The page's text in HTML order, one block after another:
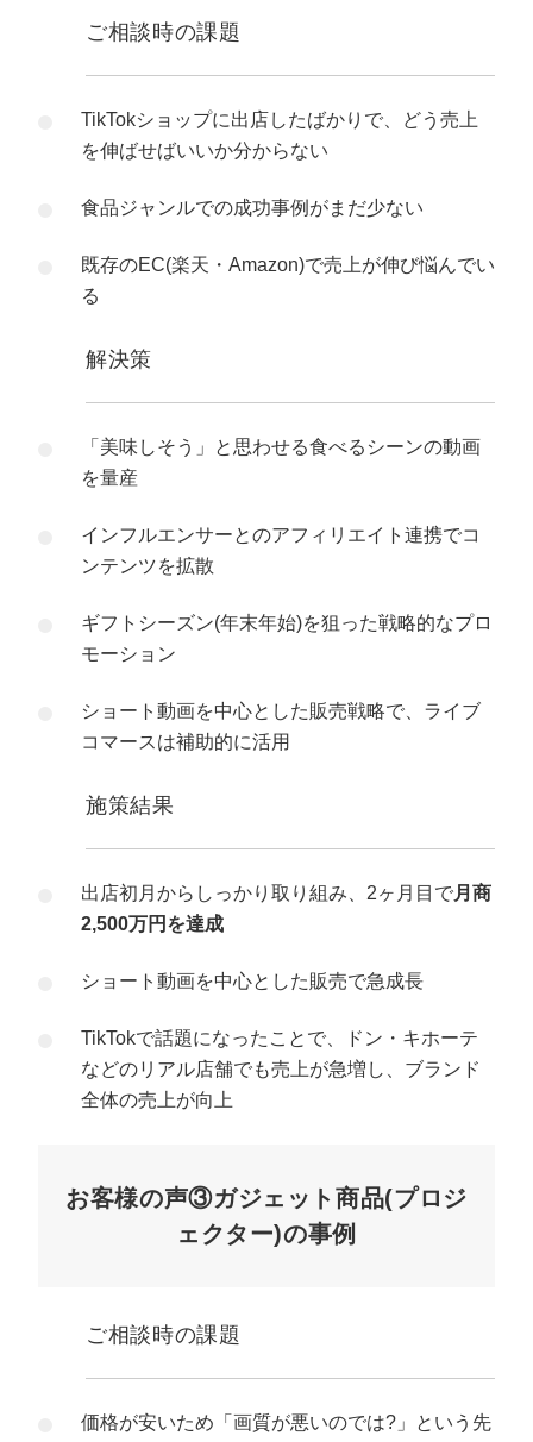
ご相談時の課題
TikTokショップに出店したばかりで、どう売上
を伸ばせばいいか分からない
食品ジャンルでの成功事例がまだ少ない
既存のEC(楽天・Amazon)で売上が伸び悩んでい
る
解決策
「美味しそう」と思わせる食べるシーンの動画
を量産
インフルエンサーとのアフィリエイト連携でコ
ンテンツを拡散
ギフトシーズン(年末年始)を狙った戦略的なプロ
モーション
ショート動画を中心とした販売戦略で、ライブ
コマースは補助的に活用
施策結果
出店初月からしっかり取り組み、2ヶ月目で月商
2,500万円を達成
ショート動画を中心とした販売で急成長
TikTokで話題になったことで、ドン・キホーテ
などのリアル店舗でも売上が急増し、ブランド
全体の売上が向上
お客様の声③ガジェット商品(プロジ
ェクター)の事例
ご相談時の課題
価格が安いため「画質が悪いのでは?」という先